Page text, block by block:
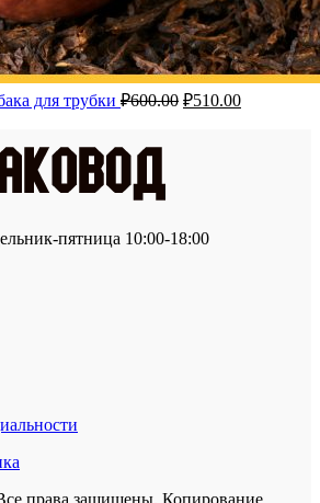
для трубки ₽600.00 Первоначальная
₽510.00Текущая
пятница 10:00-18:00
права защищены. Копирование